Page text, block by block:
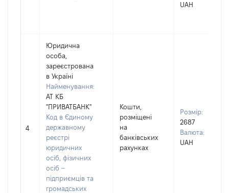
UAH
4
Юридична
особа,
зареєстрована
в Україні
Найменування:
АТ КБ
"ПРИВАТБАНК"
Код в Єдиному
державному
реєстрі
юридичних
осіб, фізичних
осіб –
підприємців та
громадських
Кошти,
розміщені
на
банківських
рахунках
Розмір:
2687
Валюта:
UAH